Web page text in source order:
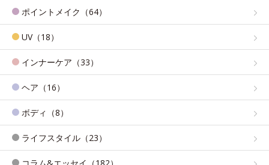
ポイントメイク（64）
UV（18）
インナーケア（33）
ヘア（16）
ボディ（8）
ライフスタイル（23）